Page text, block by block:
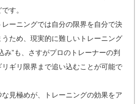
す。
レーニングでは自分の限界を自分で決
うため、現実的に難しいトレーニング
み”も、さすがプロのトレーナーの判
リギリ限界まで追い込むことが可能で
な見極めが、トレーニングの効果をア